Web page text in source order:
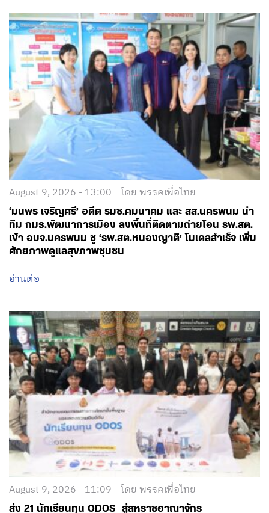
August 9, 2026 - 13:00 โดย พรรคเพื่อไทย
‘มนพร เจริญศรี’ อดีต รมช.คมนาคม และ สส.นครพนม นำ
ทีม กมธ.พัฒนาการเมือง ลงพื้นที่ติดตามถ่ายโอน รพ.สต.
เข้า อบจ.นครพนม ชู ‘รพ.สต.หนองญาติ’ โมเดลสำเร็จ เพิ่ม
ศักยภาพดูแลสุขภาพชุมชน
อ่านต่อ
August 9, 2026 - 11:09 โดย พรรคเพื่อไทย
ส่ง 21 นักเรียนทุน ODOS สู่สหราชอาณาจักร